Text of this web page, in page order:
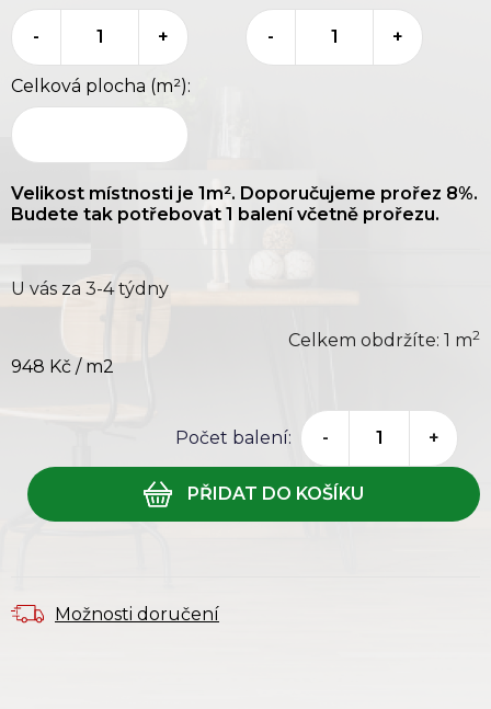
- + - +
Celková plocha (m²):
Velikost místnosti je 1m². Doporučujeme prořez 8%.
Budete tak potřebovat 1 balení včetně prořezu.
Celkem obdržíte: 1 m2
948 Kč / m2
Počet balení: - +
U vás za 3-4 týdny
Možnosti doručení